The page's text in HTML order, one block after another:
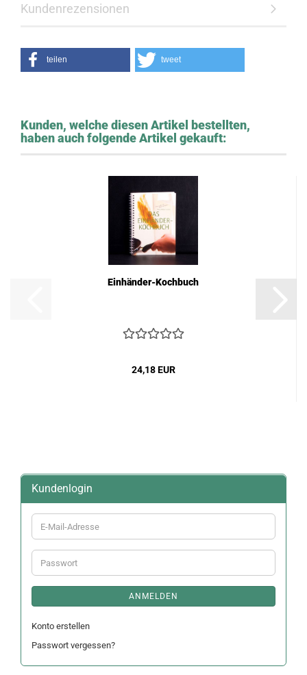
Kundenrezensionen
teilen tweet
Kunden, welche diesen Artikel bestellten,
haben auch folgende Artikel gekauft:
Einhänder-Kochbuch
24,18 EUR
Kundenlogin
E-
Mail-
Adresse
Passwort
ANMELDEN
Konto erstellen
Passwort vergessen?